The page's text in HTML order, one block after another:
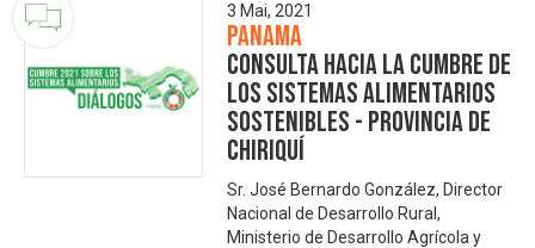
3 Mai, 2021
Panama
Consulta Hacia la Cumbre de
los Sistemas Alimentarios
Sostenibles - Provincia de
Chiriquí
Sr. José Bernardo González, Director
Nacional de Desarrollo Rural,
Ministerio de Desarrollo Agrícola y